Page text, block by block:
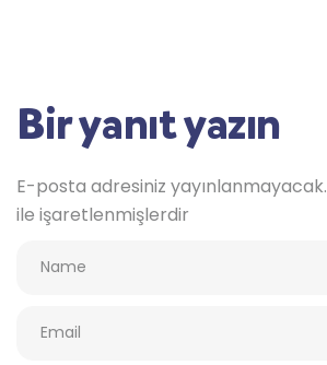
Bir yanıt yazın
E-posta adresiniz yayınlanmayacak.
ile işaretlenmişlerdir